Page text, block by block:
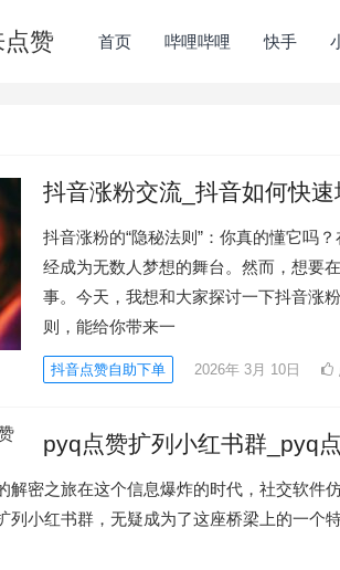
赞 首页 哔哩哔哩 快手
抖音涨粉交流_抖音如何快速
抖音涨粉的“隐秘法则”：你真的懂它吗
经成为无数人梦想的舞台。然而，想要
事。今天，我想和大家探讨一下抖音涨
则，能给你带来一
抖音点赞自助下单 2026年 3月 10日
pyq点赞扩列小红书群_pyq
解密之旅在这个信息爆炸的时代，社交软件
列小红书群，无疑成为了这座桥梁上的一个